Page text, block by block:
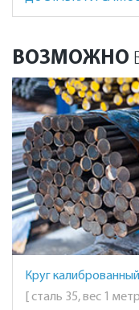
ВОЗМОЖНО
Круг калиброванный
[ сталь 35, вес 1